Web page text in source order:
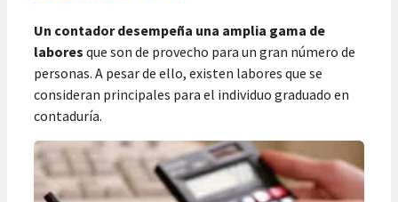
Un contador desempeña una amplia gama de
labores que son de provecho para un gran número de
personas. A pesar de ello, existen labores que se
consideran principales para el individuo graduado en
contaduría.